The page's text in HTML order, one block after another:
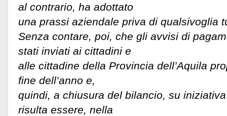
al contrario, ha adottato
una prassi aziendale priva di qualsivoglia
Senza contare, poi, che gli avvisi di
stati inviati ai cittadini e
alle cittadine della Provincia dell’Aquila
fine dell’anno e,
quindi, a chiusura del bilancio, su
risulta essere, nella